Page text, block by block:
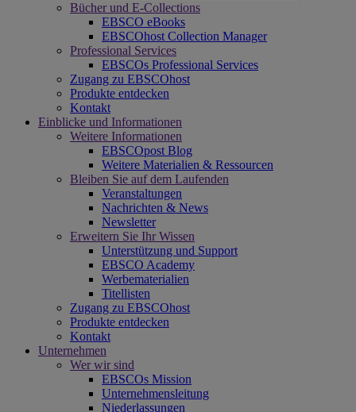
Bücher und E-Collections
EBSCO eBooks
EBSCOhost Collection Manager
Professional Services
EBSCOs Professional Services
Zugang zu EBSCOhost
Produkte entdecken
Kontakt
Einblicke und Informationen
Weitere Informationen
EBSCOpost Blog
Weitere Materialien & Ressourcen
Bleiben Sie auf dem Laufenden
Veranstaltungen
Nachrichten & News
Newsletter
Erweitern Sie Ihr Wissen
Unterstützung und Support
EBSCO Academy
Werbematerialien
Titellisten
Zugang zu EBSCOhost
Produkte entdecken
Kontakt
Unternehmen
Wer wir sind
EBSCOs Mission
Unternehmensleitung
Niederlassungen